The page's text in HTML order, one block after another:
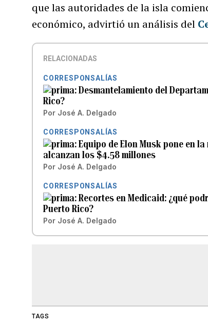
que las autoridades de la isla
económico, advirtió un análisis del
RELACIONADAS
CORRESPONSALÍAS
Desmantelamiento del
Rico?
Por José A. Delgado
CORRESPONSALÍAS
Equipo de Elon Musk pone en
alcanzan los $4.58 millones
Por José A. Delgado
CORRESPONSALÍAS
Recortes en Medicaid: ¿qué
Puerto Rico?
Por José A. Delgado
TAGS